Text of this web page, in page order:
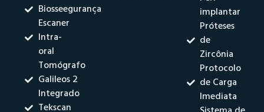
Biosseegurança
Escaner
Intra-
oral
Tomógrafo
Galileos 2
Integrado
Tekscan
implantar
Próteses
de
Zircônia
Protocolo
de Carga
Imediata